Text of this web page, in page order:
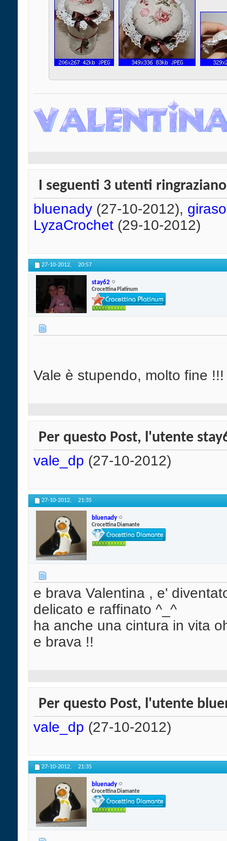
I seguenti 3 utenti
bluenady (27-10-2012),
LyzaCrochet (29-10-2012)
27-10-2012, 20:57
stay62
Crocettina Platinum
Vale è stupendo, molto fine !!!
Per questo Post, l'utente
vale_dp (27-10-2012)
27-10-2012, 21:35
bluenady
Crocettina Diamante
e brava Valentina , e'
delicato e raffinato ^_^
ha anche una cintura in vita
e brava !!
Per questo Post, l'utente
vale_dp (27-10-2012)
27-10-2012, 21:35
bluenady
Crocettina Diamante